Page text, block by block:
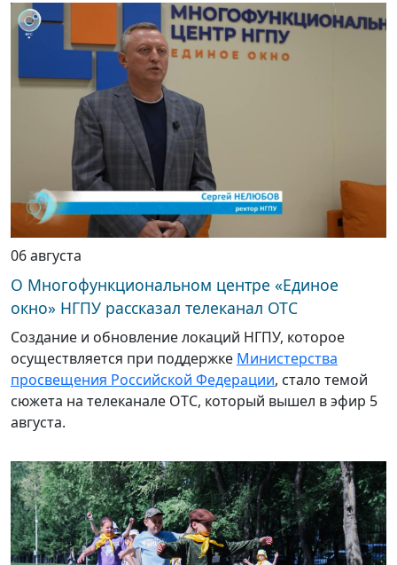
06 августа
О Многофункциональном центре «Единое
окно» НГПУ рассказал телеканал ОТС
Создание и обновление локаций НГПУ, которое
осуществляется при поддержке Министерства
просвещения Российской Федерации, стало темой
сюжета на телеканале ОТС, который вышел в эфир 5
августа.